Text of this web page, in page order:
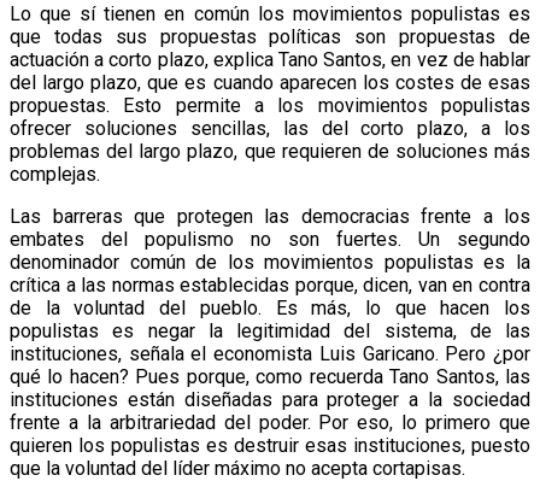
Lo que sí tienen en común los movimientos populistas es
que todas sus propuestas políticas son propuestas de
actuación a corto plazo, explica Tano Santos, en vez de hablar
del largo plazo, que es cuando aparecen los costes de esas
propuestas. Esto permite a los movimientos populistas
ofrecer soluciones sencillas, las del corto plazo, a los
problemas del largo plazo, que requieren de soluciones más
complejas.
Las barreras que protegen las democracias frente a los
embates del populismo no son fuertes. Un segundo
denominador común de los movimientos populistas es la
crítica a las normas establecidas porque, dicen, van en contra
de la voluntad del pueblo. Es más, lo que hacen los
populistas es negar la legitimidad del sistema, de las
instituciones, señala el economista Luis Garicano. Pero ¿por
qué lo hacen? Pues porque, como recuerda Tano Santos, las
instituciones están diseñadas para proteger a la sociedad
frente a la arbitrariedad del poder. Por eso, lo primero que
quieren los populistas es destruir esas instituciones, puesto
que la voluntad del líder máximo no acepta cortapisas.